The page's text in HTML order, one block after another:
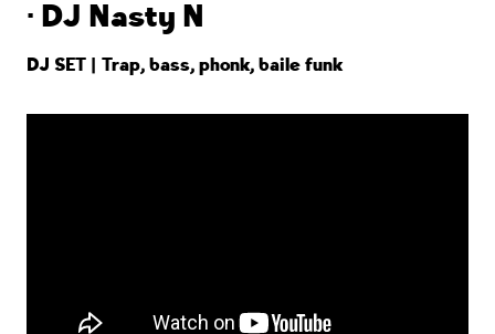
· DJ Nasty N
DJ SET | Trap, bass, phonk, baile funk